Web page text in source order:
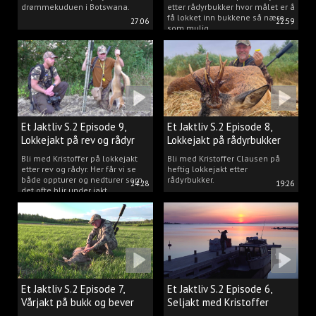
27:06
drømmekuduen i Botswana.
22:59
etter rådyrbukker hvor målet er å
få lokket inn bukkene så nære
som mulig.
24:28
Et Jaktliv S.2 Episode 9,
Lokkejakt på rev og rådyr
med Kristoffer Clausen
Bli med Kristoffer på lokkejakt
etter rev og rådyr. Her får vi se
både oppturer og nedturer som
det ofte blir under jakt.
19:26
Et Jaktliv S.2 Episode 8,
Lokkejakt på rådyrbukker
2023 nr. 1
Bli med Kristoffer Clausen på
heftig lokkejakt etter
rådyrbukker.
Et Jaktliv S.2 Episode 7,
Vårjakt på bukk og bever
Et Jaktliv S.2 Episode 6,
Seljakt med Kristoffer